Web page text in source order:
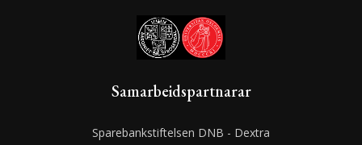
Samarbeidspartnarar
Sparebankstiftelsen DNB - Dextra